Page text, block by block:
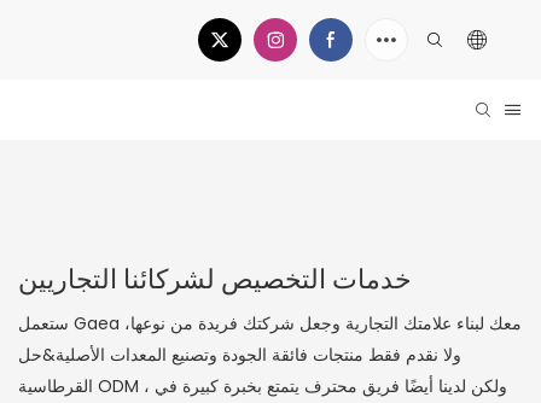
خدمات التخصيص لشركائنا التجاريين
ستعمل Gaea معك لبناء علامتك التجارية وجعل شركتك فريدة من نوعها،
ولا نقدم فقط منتجات فائقة الجودة وتصنيع المعدات الأصلية&حل
القرطاسية ODM ، ولكن لدينا أيضًا فريق محترف يتمتع بخبرة كبيرة في